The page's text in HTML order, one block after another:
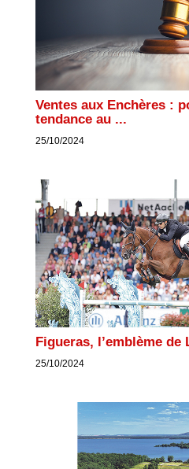
Ventes aux Enchères :
tendance au ...
25/10/2024
Figueras, l’emblème de
25/10/2024